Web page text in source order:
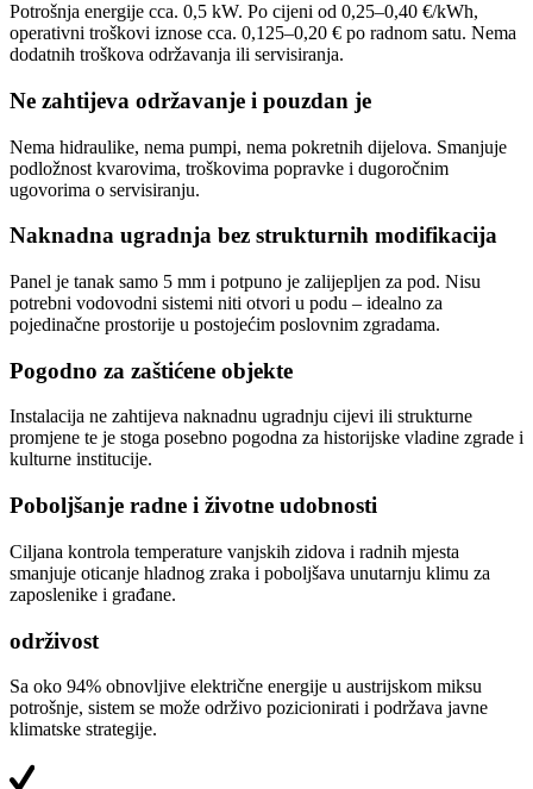
Potrošnja energije cca. 0,5 kW. Po cijeni od 0,25–0,40 €/kWh,
operativni troškovi iznose cca. 0,125–0,20 € po radnom satu. Nema
dodatnih troškova održavanja ili servisiranja.
Ne zahtijeva održavanje i pouzdan je
Nema hidraulike, nema pumpi, nema pokretnih dijelova. Smanjuje
podložnost kvarovima, troškovima popravke i dugoročnim
ugovorima o servisiranju.
Naknadna ugradnja bez strukturnih modifikacija
Panel je tanak samo 5 mm i potpuno je zalijepljen za pod. Nisu
potrebni vodovodni sistemi niti otvori u podu – idealno za
pojedinačne prostorije u postojećim poslovnim zgradama.
Pogodno za zaštićene objekte
Instalacija ne zahtijeva naknadnu ugradnju cijevi ili strukturne
promjene te je stoga posebno pogodna za historijske vladine zgrade i
kulturne institucije.
Poboljšanje radne i životne udobnosti
Ciljana kontrola temperature vanjskih zidova i radnih mjesta
smanjuje oticanje hladnog zraka i poboljšava unutarnju klimu za
zaposlenike i građane.
održivost
Sa oko 94% obnovljive električne energije u austrijskom miksu
potrošnje, sistem se može održivo pozicionirati i podržava javne
klimatske strategije.